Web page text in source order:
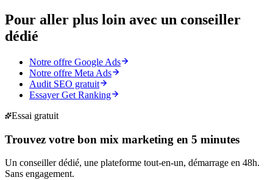
Pour aller plus loin avec un conseiller
dédié
Notre offre Google Ads
Notre offre Meta Ads
Audit SEO gratuit
Essayer Get Ranking
Essai gratuit
Trouvez votre bon mix marketing en 5 minutes
Un conseiller dédié, une plateforme tout-en-un, démarrage en 48h.
Sans engagement.